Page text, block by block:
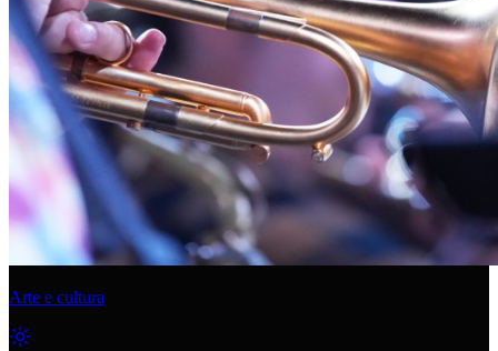
Arte e cultura